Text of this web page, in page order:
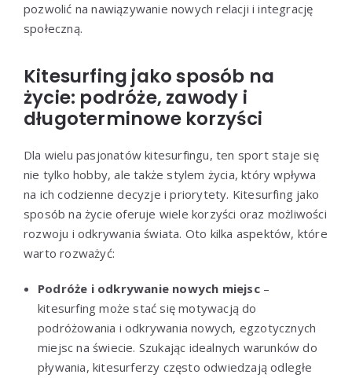
pozwolić na nawiązywanie nowych relacji i integrację
społeczną.
Kitesurfing jako sposób na
życie: podróże, zawody i
długoterminowe korzyści
Dla wielu pasjonatów kitesurfingu, ten sport staje się
nie tylko hobby, ale także stylem życia, który wpływa
na ich codzienne decyzje i priorytety. Kitesurfing jako
sposób na życie oferuje wiele korzyści oraz możliwości
rozwoju i odkrywania świata. Oto kilka aspektów, które
warto rozważyć:
Podróże i odkrywanie nowych miejsc–
kitesurfing może stać się motywacją do
podróżowania i odkrywania nowych, egzotycznych
miejsc na świecie. Szukając idealnych warunków do
pływania, kitesurferzy często odwiedzają odległe